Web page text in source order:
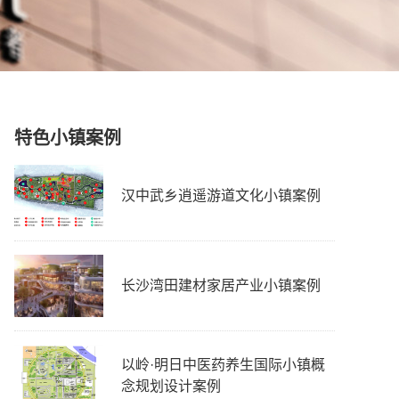
特色小镇案例
汉中武乡逍遥游道文化小镇案例
长沙湾田建材家居产业小镇案例
以岭·明日中医药养生国际小镇概
念规划设计案例